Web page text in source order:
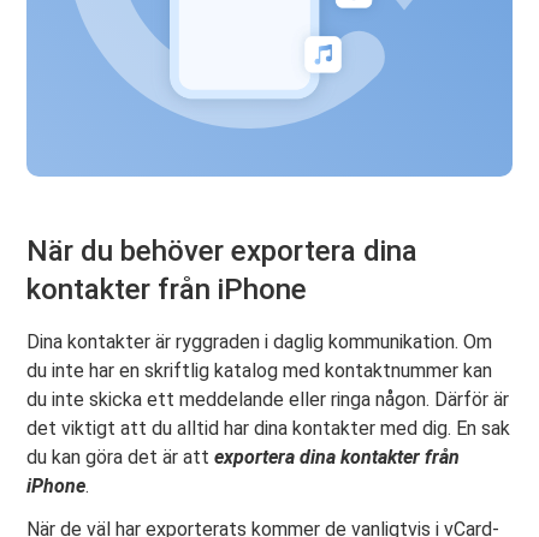
När du behöver exportera dina
kontakter från iPhone
Dina kontakter är ryggraden i daglig kommunikation. Om
du inte har en skriftlig katalog med kontaktnummer kan
du inte skicka ett meddelande eller ringa någon. Därför är
det viktigt att du alltid har dina kontakter med dig. En sak
du kan göra det är attexportera dina kontakter från
iPhone.
När de väl har exporterats kommer de vanligtvis i vCard-